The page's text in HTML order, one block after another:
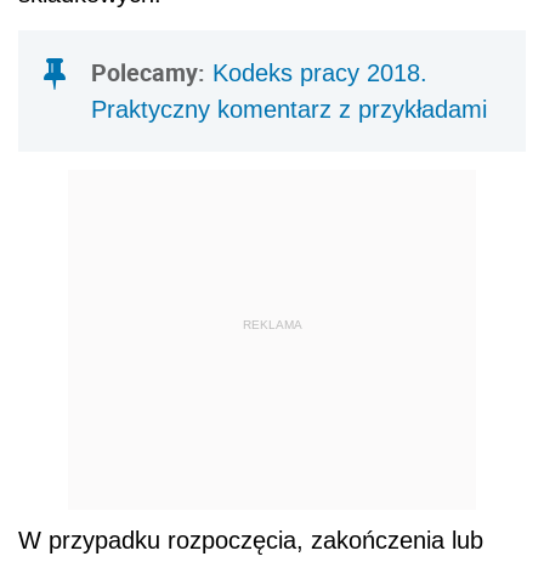
warunkujący korzystanie z projektowanych
zryczałtowanypodatek dochodowyw formie